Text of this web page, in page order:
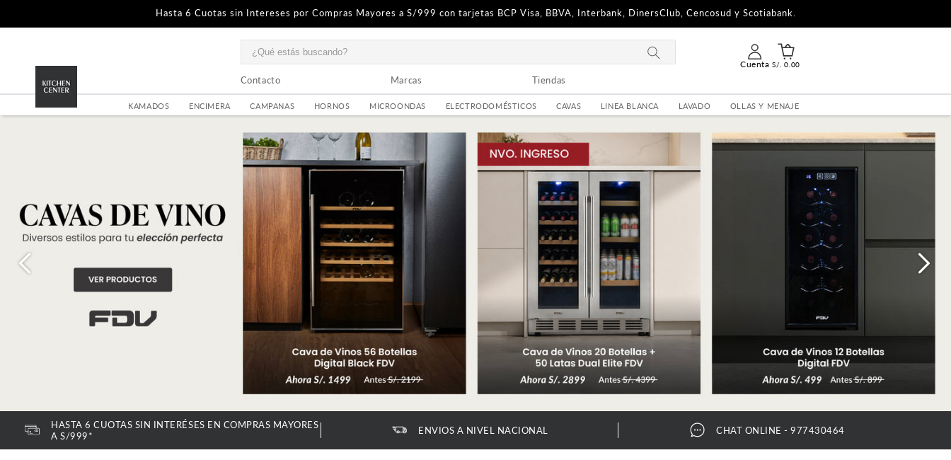
Hasta 6 Cuotas sin Intereses por Compras Mayores a S/999 con tarjetas BCP Visa, BBVA, Interbank, DinersClub, Cencosud y Scotiabank.
contacto marcas tiendas
Cuenta S/. 0.00
KAMADOS ENCIMERA CAMPANAS HORNOS MICROONDAS ELECTRODOMÉSTICOS CAVAS LINEA BLANCA LAVADO OLLAS Y MENAJE
HASTA 6 CUOTAS SIN INTERÉSES EN COMPRAS MAYORES
A S/999*
ENVIOS A NIVEL NACIONAL CHAT ONLINE - 977430464